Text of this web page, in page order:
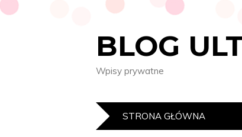
BLOG
Wpisy prywatne
STRONA GŁÓWNA